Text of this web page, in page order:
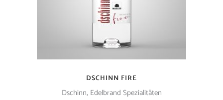
DSCHINN FIRE
Dschinn, Edelbrand Spezialitäten